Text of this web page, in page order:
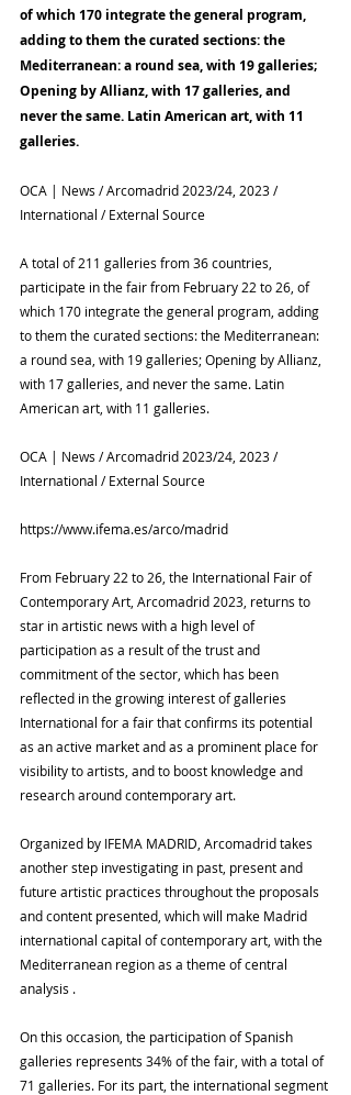
of which 170 integrate the general program,
adding to them the curated sections: the
Mediterranean: a round sea, with 19 galleries;
Opening by Allianz, with 17 galleries, and
never the same. Latin American art, with 11
galleries.
OCA | News / Arcomadrid 2023/24, 2023 /
International / External Source
A total of 211 galleries from 36 countries,
participate in the fair from February 22 to 26, of
which 170 integrate the general program, adding
to them the curated sections: the Mediterranean:
a round sea, with 19 galleries; Opening by Allianz,
with 17 galleries, and never the same. Latin
American art, with 11 galleries.
OCA | News / Arcomadrid 2023/24, 2023 /
International / External Source
https://www.ifema.es/arco/madrid
From February 22 to 26, the International Fair of
Contemporary Art, Arcomadrid 2023, returns to
star in artistic news with a high level of
participation as a result of the trust and
commitment of the sector, which has been
reflected in the growing interest of galleries
International for a fair that confirms its potential
as an active market and as a prominent place for
visibility to artists, and to boost knowledge and
research around contemporary art.
Organized by IFEMA MADRID, Arcomadrid takes
another step investigating in past, present and
future artistic practices throughout the proposals
and content presented, which will make Madrid
international capital of contemporary art, with the
Mediterranean region as a theme of central
analysis .
On this occasion, the participation of Spanish
galleries represents 34% of the fair, with a total of
71 galleries. For its part, the international segment